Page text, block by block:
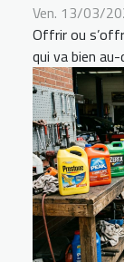
Ven. 13/03/
Offrir ou
qui va bien